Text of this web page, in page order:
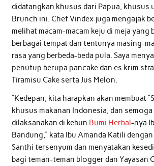
didatangkan khusus dari Papua, khusus
Brunch ini. Chef Vindex juga mengajak
melihat macam-macam keju di meja yang
berbagai tempat dan tentunya masing-
rasa yang berbeda-beda pula. Saya
penutup berupa pancake dan es krim
Tiramisu Cake serta Jus Melon.
“Kedepan, kita harapkan akan membuat
khusus makanan Indonesia, dan
dilaksanakan di kebun Bumi Herbal-nya
Bandung,” kata Ibu Amanda Katili
Santhi tersenyum dan menyatakan
bagi teman-teman blogger dan Yayasan